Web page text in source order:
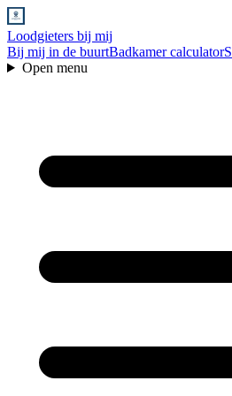
Loodgieters bij mij
Bij mij in de buurtBadkamer calculator
Open menu